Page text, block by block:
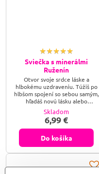
Sviečka s minerálmi
Ruženín
Otvor svoje srdce láske a
hlbokému uzdraveniu. Túžiš po
hlbšom spojení so sebou samým,
hľadáš novú lásku alebo
potrebuješ vyliečiť rany, ktoré ti
zostali na srdci? Nechaj sa
obklopiť nežnou energiou so
sviečkou s minerálom Ruženín a
dovoľ jeho láskavým vibráciám,
aby rozpustili tvoje strachy,
prebudili tvoju zmyselnosť a
harmóniu, ktorú si zaslúžiš.
Skladom
6,99 €
Do košíka